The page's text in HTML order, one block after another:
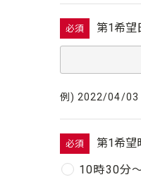
必須 第1希望
例) 2022/04/03
必須
第1希望
10時30分